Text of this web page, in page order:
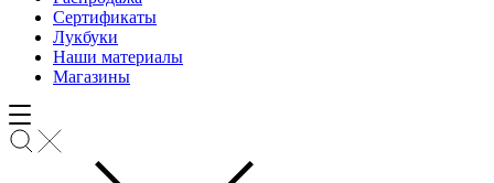
Сертификаты
Лукбуки
Наши материалы
Магазины